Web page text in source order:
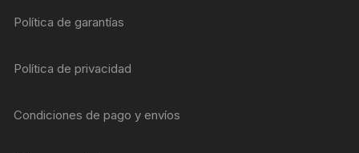
Política de garantías
Política de privacidad
Condiciones de pago y envíos